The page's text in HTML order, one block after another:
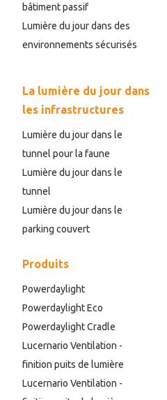
bâtiment passif
Lumière du jour dans des
environnements sécurisés
La lumière du jour dans
les infrastructures
Lumière du jour dans le
tunnel pour la faune
Lumière du jour dans le
tunnel
Lumière du jour dans le
parking couvert
Produits
Powerdaylight
Powerdaylight Eco
Powerdaylight Cradle
Lucernario Ventilation -
finition puits de lumière
Lucernario Ventilation -